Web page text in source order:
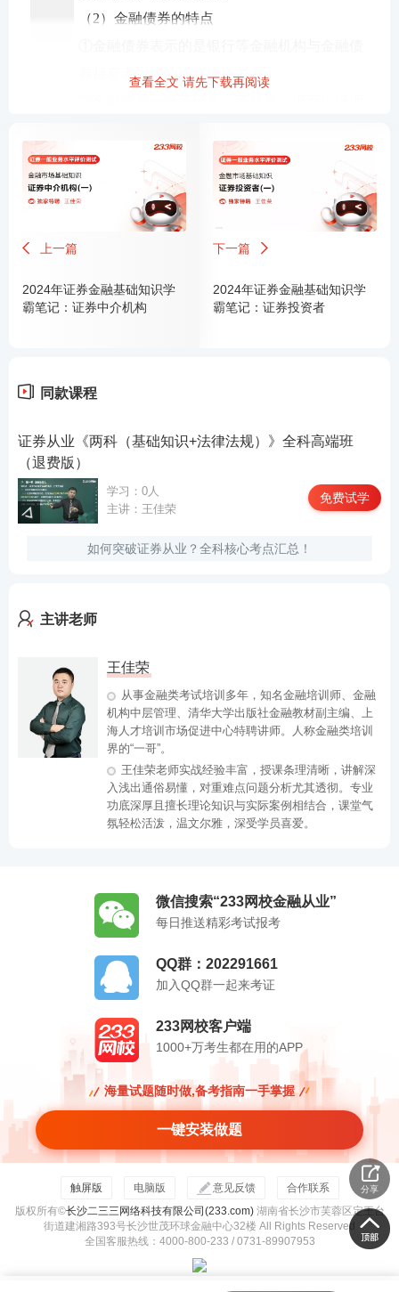
金融
机构
（2）金融债券的特点
券持有者之间的债权债务关系；
③我国金融债券的发行对象主要为个人，利息
收入可免征个人收入所得税和个人收入调节
④金融债券的利息不计复利，不能提前支取，
⑤金融债券的利率固定，一般都高于同期储蓄
查看全文 请先下载再阅读
上一篇
2024年证券金融基础知识学
霸笔记：证券中介机构
下一篇
2024年证券金融基础知识学
霸笔记：证券投资者
同款课程
证券从业《两科（基础知识+法律法规）》全科高端班
（退费版）
学习：0人
主讲：王佳荣
免费试学
如何突破证券从业？全科核心考点汇总！
主讲老师
王佳荣
从事金融类考试培训多年，知名金融培训师、金融
机构中层管理、清华大学出版社金融教材副主编、上
海人才培训市场促进中心特聘讲师。人称金融类培训
界的“一哥”。
王佳荣老师实战经验丰富，授课条理清晰，讲解深
入浅出通俗易懂，对重难点问题分析尤其透彻。专业
功底深厚且擅长理论知识与实际案例相结合，课堂气
氛轻松活泼，温文尔雅，深受学员喜爱。
微信搜索“233网校金融从业”
每日推送精彩考试报考
QQ群：202291661
加入QQ群一起来考证
233网校客户端
1000+万考生都在用的APP
海量试题随时做,备考指南一手掌握
一键安装做题
触屏版 电脑版 意见反馈
合作联系
版权所有©长沙二三三网络科技有限公司(233.com)湖南省长沙市芙蓉区定王台
街道建湘路393号长沙世茂环球金融中心32楼 All Rights Reserved
全国客服热线：4000-800-233 / 0731-89907953
分享